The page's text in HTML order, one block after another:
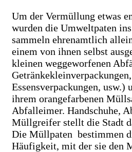
Um der Vermüllung etwas
wurden die Umweltpaten
sammeln ehrenamtlich
einem von ihnen selbst
kleinen weggeworfenen
Essensverpackungen, usw.)
ihrem orangefarbenen
Abfalleimer. Handschuhe,
Müllgreifer stellt die Stadt
Die Müllpaten bestimmen
Häufigkeit, mit der sie den